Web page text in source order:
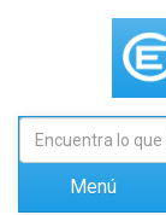
Menú